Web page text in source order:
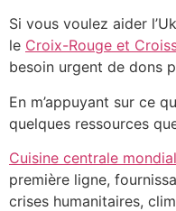
Si vous voulez aider
le Croix-Rouge et
besoin urgent de dons
En m’appuyant sur ce
quelques ressources
Cuisine centrale
première ligne,
crises humanitaires,